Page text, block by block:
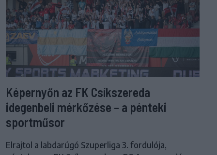
Képernyőn az FK Csíkszereda
idegenbeli mérkőzése – a pénteki
sportműsor
Elrajtol a labdarúgó Szuperliga 3. fordulója,